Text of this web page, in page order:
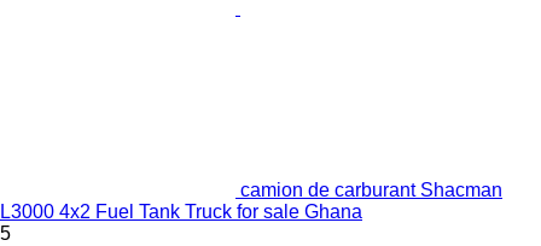
camion de carburant Shacman
L3000 4x2 Fuel Tank Truck for sale Ghana
5